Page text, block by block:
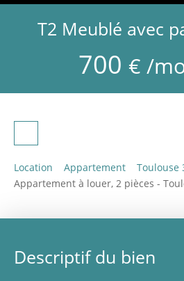
T2 Meublé avec
700 € /
Location Appartement
Toulouse
Appartement à louer, 2 pièces -
Descriptif du bien